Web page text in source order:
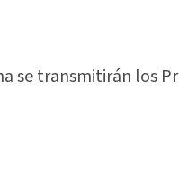
se transmitirán los